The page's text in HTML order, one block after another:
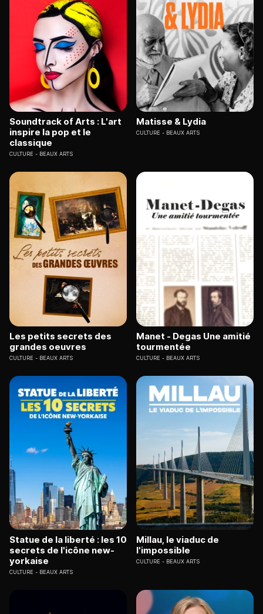
Soundtrack of Arts : L'art
inspire la pop et le
classique
CULTURE BEAUX ARTS
Matisse & Lydia
CULTURE BEAUX ARTS
Les petits secrets des
grandes oeuvres
CULTURE BEAUX ARTS
Manet - Degas Une amitié
tourmentée
CULTURE BEAUX ARTS
Statue de la liberté : les 10
secrets de l'icône new-
yorkaise
CULTURE BEAUX ARTS
Millau, le viaduc de
l'impossible
CULTURE BEAUX ARTS